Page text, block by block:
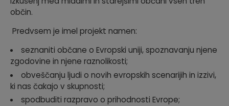
občin.
Predvsem je imel projekt namen:
seznaniti občane o Evropski uniji, spoznavanju njene
zgodovine in njene raznolikosti;
obveščanju ljudi o novih evropskih scenarijih in izzivi,
ki nas čakajo v skupnosti;
spodbuditi razpravo o prihodnosti Evrope;